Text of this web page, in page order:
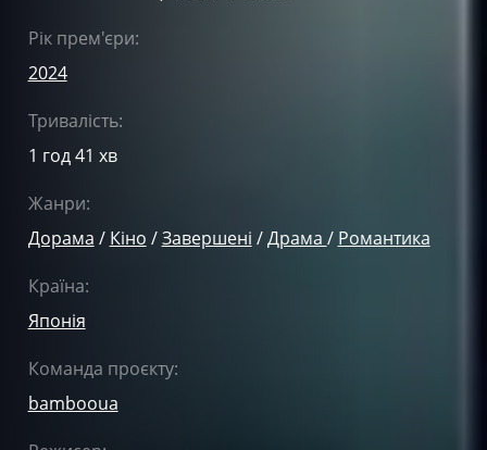
Рік прем'єри:
2024
Тривалість:
1 год 41 хв
Жанри:
Дорама / Кіно /Завершені /Драма / Романтика
Країна:
Японія
Команда проєкту:
bambooua